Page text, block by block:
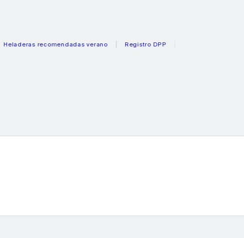
recomendadas verano Registro DPP